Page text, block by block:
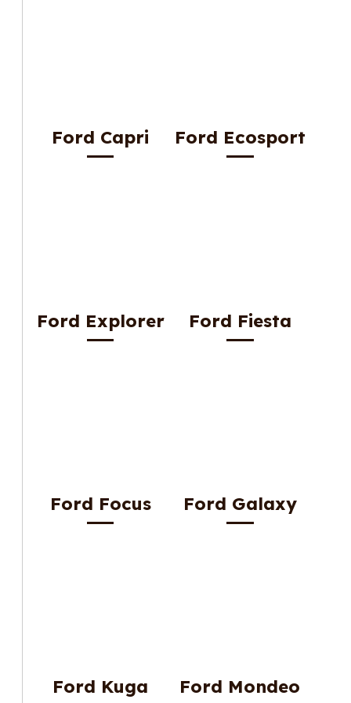
Ford Capri Ford Ecosport
Ford Explorer Ford Fiesta
Ford Focus Ford Galaxy
Ford Kuga Ford Mondeo